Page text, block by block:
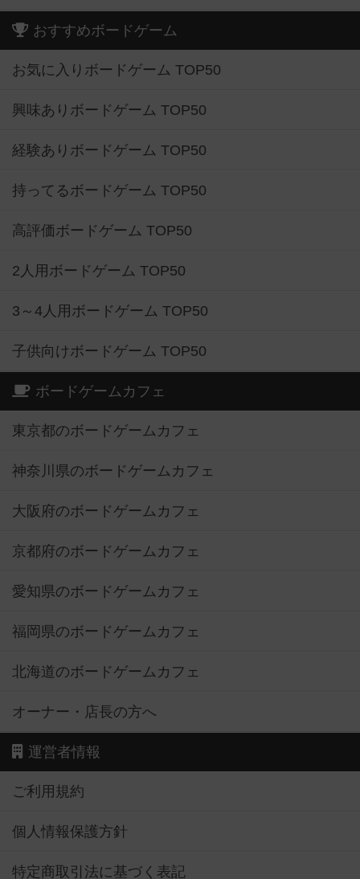
おすすめボードゲーム
お気に入りボードゲーム TOP50
興味ありボードゲーム TOP50
経験ありボードゲーム TOP50
持ってるボードゲーム TOP50
高評価ボードゲーム TOP50
2人用ボードゲーム TOP50
3～4人用ボードゲーム TOP50
子供向けボードゲーム TOP50
ボードゲームカフェ
東京都のボードゲームカフェ
神奈川県のボードゲームカフェ
大阪府のボードゲームカフェ
京都府のボードゲームカフェ
愛知県のボードゲームカフェ
福岡県のボードゲームカフェ
北海道のボードゲームカフェ
オーナー・店長の方へ
運営者情報
ご利用規約
個人情報保護方針
特定商取引法に基づく表記